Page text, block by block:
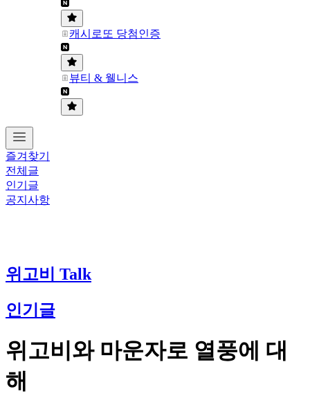
캐시로또 당첨인증
뷰티 & 웰니스
즐겨찾기
전체글
인기글
공지사항
위고비 Talk
인기글
위고비와 마운자로 열풍에 대
해